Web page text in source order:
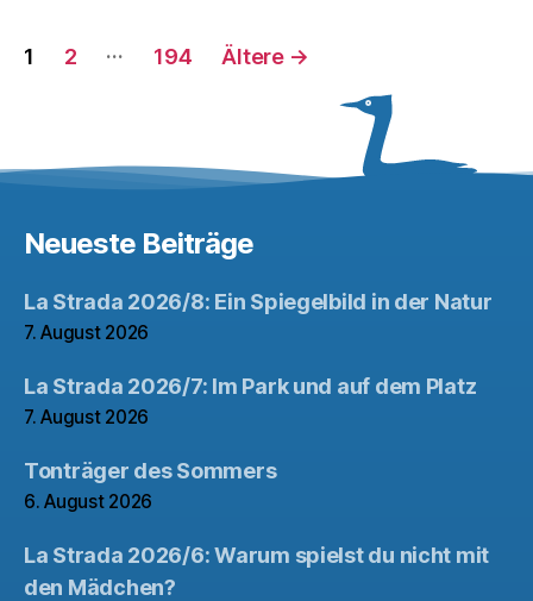
Seitennummerierung
1 2 … 194 Ältere →
Neueste Beiträge
La Strada 2026/8: Ein Spiegelbild in der Natur
7. August 2026
La Strada 2026/7: Im Park und auf dem Platz
7. August 2026
Tonträger des Sommers
6. August 2026
La Strada 2026/6: Warum spielst du nicht mit
den Mädchen?